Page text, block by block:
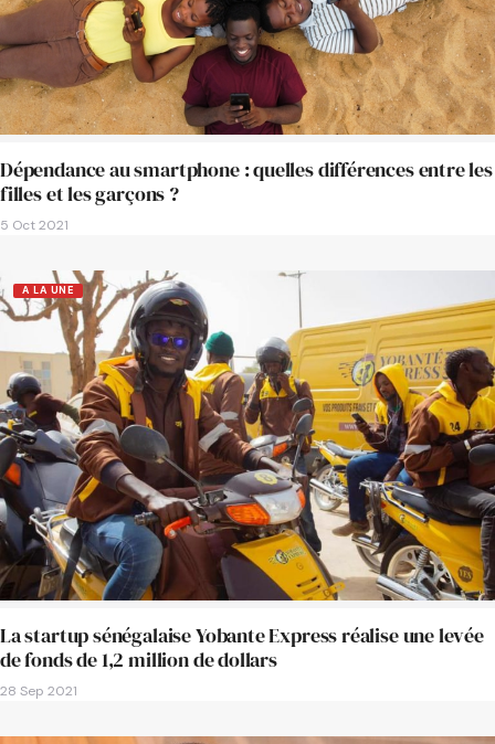
Dépendance au smartphone : quelles différences entre les
filles et les garçons ?
5 Oct 2021
A LA UNE
La startup sénégalaise Yobante Express réalise une levée
de fonds de 1,2 million de dollars
28 Sep 2021